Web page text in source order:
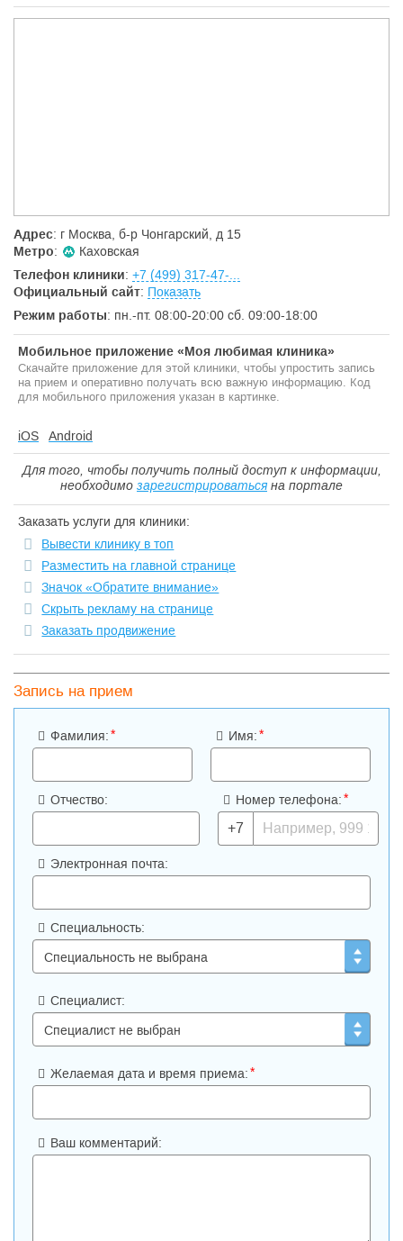
Адрес: г Москва, б-р Чонгарский, д 15
Метро:
Каховская
Телефон клиники: +7 (499) 317-47-...
Официальный сайт: Показать
Режим работы: пн.-пт. 08:00-20:00 cб. 09:00-18:00
Мобильное приложение «Моя любимая клиника»
Скачайте приложение для этой клиники, чтобы упростить запись
на прием и оперативно получать всю важную информацию. Код
для мобильного приложения указан в картинке.
iOS Android
Для того, чтобы получить полный доступ к информации,
необходимо зарегистрироватьсяна портале
Заказать услуги для клиники:
Вывести клинику в топ
Разместить на главной странице
Значок «Обратите внимание»
Скрыть рекламу на странице
Заказать продвижение
Запись на прием
Фамилия:* Имя:*
Отчество: Номер телефона:*
+7
Электронная почта:
Специальность:
Специалист:
Желаемая дата и время приема:*
Ваш комментарий: